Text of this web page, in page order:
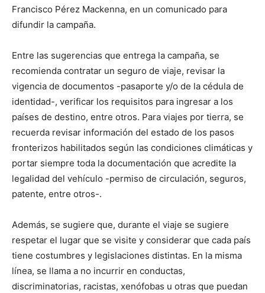
Francisco Pérez Mackenna, en un comunicado para
difundir la campaña.
Entre las sugerencias que entrega la campaña, se
recomienda contratar un seguro de viaje, revisar la
vigencia de documentos -pasaporte y/o de la cédula de
identidad-, verificar los requisitos para ingresar a los
países de destino, entre otros. Para viajes por tierra, se
recuerda revisar información del estado de los pasos
fronterizos habilitados según las condiciones climáticas y
portar siempre toda la documentación que acredite la
legalidad del vehículo -permiso de circulación, seguros,
patente, entre otros-.
Además, se sugiere que, durante el viaje se sugiere
respetar el lugar que se visite y considerar que cada país
tiene costumbres y legislaciones distintas. En la misma
línea, se llama a no incurrir en conductas,
discriminatorias, racistas, xenófobas u otras que puedan